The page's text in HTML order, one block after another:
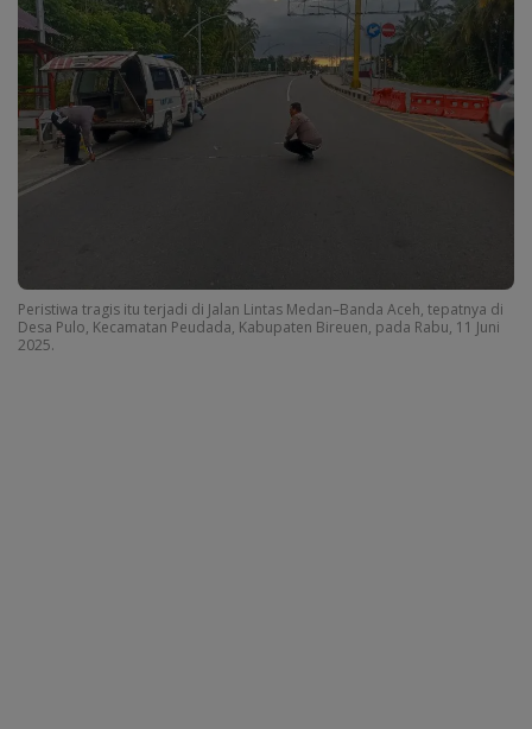
Peristiwa tragis itu terjadi di Jalan Lintas Medan–Banda Aceh, tepatnya di
Desa Pulo, Kecamatan Peudada, Kabupaten Bireuen, pada Rabu, 11 Juni
2025.